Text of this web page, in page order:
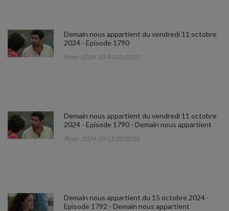
Demain nous appartient du vendredi 11 octobre
2024 - Episode 1790
Posté :2024-10-14 02:00:03
Demain nous appartient du vendredi 11 octobre
2024 - Episode 1790 - Demain nous appartient
Posté :2024-10-11 20:00:03
Demain nous appartient du 15 octobre 2024 -
Episode 1792 - Demain nous appartient